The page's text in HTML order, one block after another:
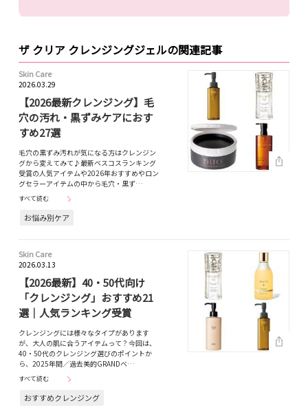
ザ クリア クレンジングジェルの関連記事
Skin Care
2026.03.29
【2026最新クレンジング】毛
穴の汚れ・黒ずみケアにおす
すめ27選
毛穴の黒ずみ汚れが気になる方はクレンジン
グから変えてみて♪最新ベスコスランキング
受賞の人気アイテムや2026年おすすめやロン
グセラーアイテムの中から毛穴・黒ず…
すべて読む
お悩み別ケア
Skin Care
2026.03.13
【2026最新】40・50代向け
「クレンジング」おすすめ21
選｜人気ランキング受賞
クレンジングには様々なタイプがあります
が、大人の肌に合うアイテムって？今回は、
40・50代のクレンジング選びのポイントか
ら、2025年間／過去美的GRANDベ…
すべて読む
おすすめクレンジング